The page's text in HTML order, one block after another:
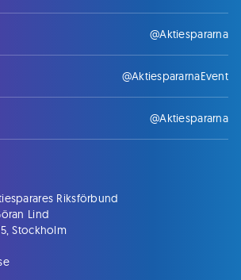
@Aktiespararna
@AktiespararnaEvent
@Aktiespararna
Riksförbund
Lind
Stockholm